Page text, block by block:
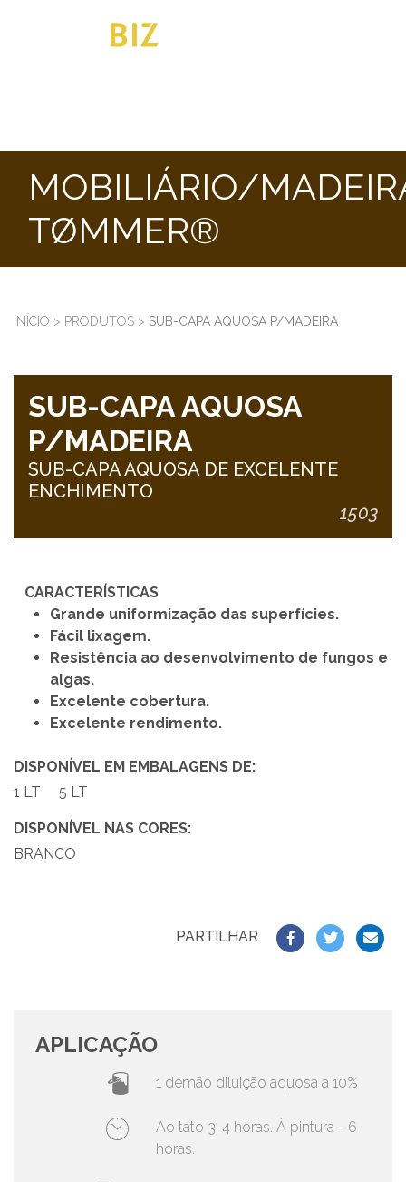
MOBILIÁRIO/
TØMMER®
INÍCIO > PRODUTOS > SUB-CAPA AQUOSA P/MADEIRA
SUB-CAPA AQUOSA
P/MADEIRA
SUB-CAPA AQUOSA DE EXCELENTE
ENCHIMENTO
1503
CARACTERÍSTICAS
Grande uniformização das superfícies.
Fácil lixagem.
Resistência ao desenvolvimento de fungos e
algas.
Excelente cobertura.
Excelente rendimento.
DISPONÍVEL EM EMBALAGENS DE:
1 LT
5 LT
DISPONÍVEL NAS CORES:
BRANCO
PARTILHAR
APLICAÇÃO
1 demão diluição aquosa a 10%
Ao tato 3-4 horas. À pintura - 6
horas.